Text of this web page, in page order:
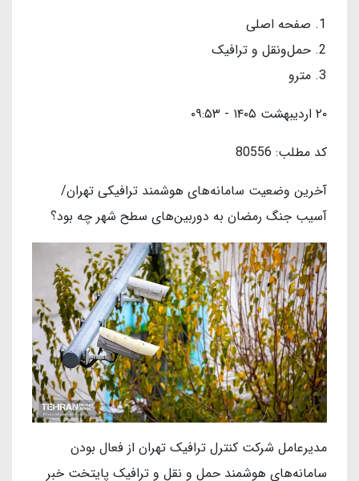
صفحه اصلی
حمل‌ونقل و ترافیک
مترو
۲۰ اردیبهشت ۱۴۰۵ - ۰۹:۵۳
کد مطلب: 80556
آخرین وضعیت سامانه‌های هوشمند ترافیکی تهران/
آسیب جنگ رمضان به دوربین‌های سطح شهر چه بود؟
مدیرعامل شرکت کنترل ترافیک تهران از فعال بودن
سامانه‌های هوشمند حمل و نقل و ترافیک پایتخت خبر